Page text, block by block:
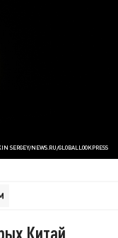
SERGEY/NEWS.RU/GLOBALLOOKPRESS
Китай